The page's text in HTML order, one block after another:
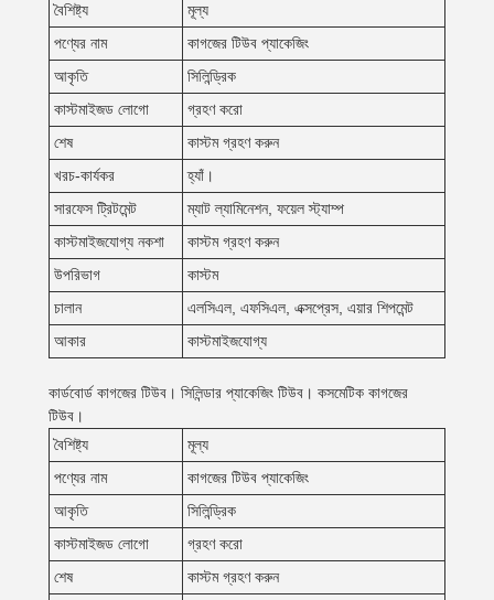
বৈশিষ্ট্য
মূল্য
পণ্যের নাম
কাগজের টিউব প্যাকেজিং
আকৃতি
সিলিন্ড্রিক
কাস্টমাইজড লোগো
গ্রহণ করো
শেষ
কাস্টম গ্রহণ করুন
খরচ-কার্যকর
হ্যাঁ।
সারফেস ট্রিটমেন্ট
ম্যাট ল্যামিনেশন, ফয়েল স্ট্যাম্প
কাস্টমাইজযোগ্য নকশা
কাস্টম গ্রহণ করুন
উপরিভাগ
কাস্টম
চালান
এলসিএল, এফসিএল, এক্সপ্রেস, এয়ার শিপমেন্ট
আকার
কাস্টমাইজযোগ্য
কার্ডবোর্ড কাগজের টিউব। সিলিন্ডার প্যাকেজিং টিউব। কসমেটিক কাগজের
টিউব।
বৈশিষ্ট্য
মূল্য
পণ্যের নাম
কাগজের টিউব প্যাকেজিং
আকৃতি
সিলিন্ড্রিক
কাস্টমাইজড লোগো
গ্রহণ করো
শেষ
কাস্টম গ্রহণ করুন